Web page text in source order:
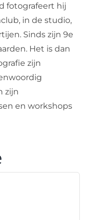
fotografeert hij
in de studio,
Sinds zijn 9e
Het is dan
zijn
zijn
en workshops